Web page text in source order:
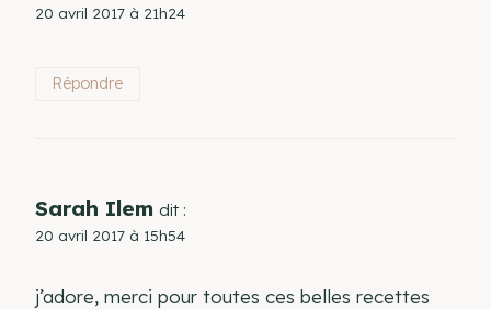
20 avril 2017 à 21h24
Répondre
Sarah Ilem dit :
20 avril 2017 à 15h54
j’adore, merci pour toutes ces belles recettes